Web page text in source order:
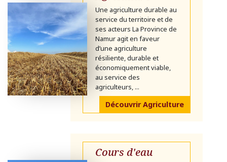
Une agriculture durable au
service du territoire et de
ses acteurs La Province de
Namur agit en faveur
d’une agriculture
résiliente, durable et
économiquement viable,
au service des
agriculteurs, ...
Découvrir Agriculture
Cours d'eau